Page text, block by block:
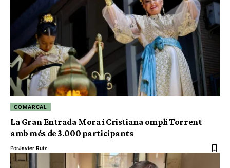
COMARCAL
La Gran Entrada Mora i Cristiana ompli Torrent
amb més de 3.000 participants
PorJavier Ruiz